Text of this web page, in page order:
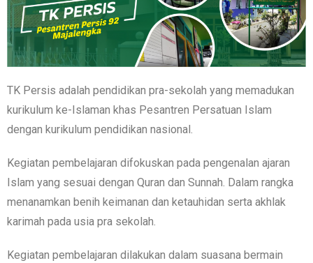
TK Persis adalah pendidikan pra-sekolah yang memadukan
kurikulum ke-Islaman khas Pesantren Persatuan Islam
dengan kurikulum pendidikan nasional.
Kegiatan pembelajaran difokuskan pada pengenalan ajaran
Islam yang sesuai dengan Quran dan Sunnah. Dalam rangka
menanamkan benih keimanan dan ketauhidan serta akhlak
karimah pada usia pra sekolah.
Kegiatan pembelajaran dilakukan dalam suasana bermain